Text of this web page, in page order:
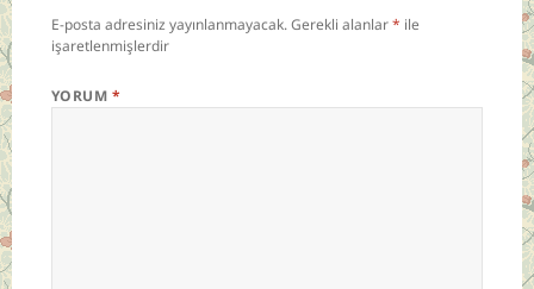
E-posta adresiniz yayınlanmayacak.Gerekli alanlar* ile
işaretlenmişlerdir
YORUM *